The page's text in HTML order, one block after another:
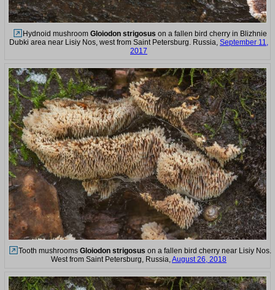
Hydnoid mushroom Gloiodon strigosus on a fallen bird cherry in Blizhnie
Dubki area near Lisiy Nos, west from Saint Petersburg. Russia, September 11,
2017
Tooth mushrooms Gloiodon strigosus on a fallen bird cherry near Lisiy Nos.
West from Saint Petersburg, Russia, August 26, 2018